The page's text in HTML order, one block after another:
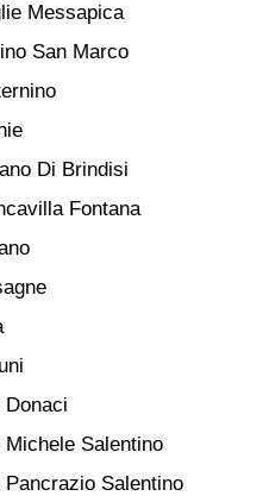
Messapica
San Marco
Di Brindisi
Fontana
Donaci
Michele Salentino
Pancrazio Salentino